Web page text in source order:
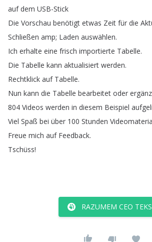
auf dem USB-Stick
Die Vorschau benötigt etwas Zeit für die
Schließen amp; Laden auswählen.
Ich erhalte eine frisch importierte Tabelle.
Die Tabelle kann aktualisiert werden.
Rechtklick auf Tabelle.
Nun kann die Tabelle bearbeitet oder
804 Videos werden in diesem Beispiel
Viel Spaß bei über 100 Stunden
Freue mich auf Feedback.
Tschüss!
RAZUMEM CEO